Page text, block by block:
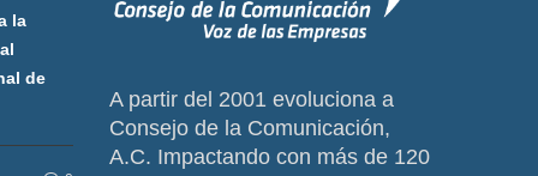
la
de
A partir del 2001 evoluciona a
Consejo de la Comunicación,
A.C. Impactando con más de 120